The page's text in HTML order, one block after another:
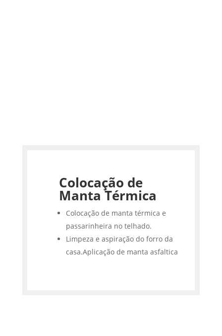
Colocação de
Manta Térmica
Colocação de manta térmica e
passarinheira no telhado.
Limpeza e aspiração do forro da
casa.Aplicação de manta asfaltica